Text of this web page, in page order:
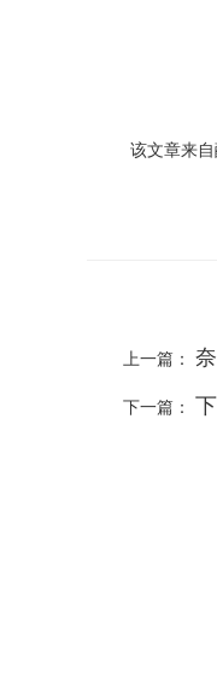
该文章来
上一篇：
下一篇：